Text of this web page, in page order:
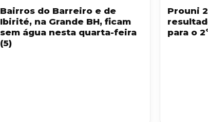
Bairros do Barreiro e de
Ibirité, na Grande BH, ficam
sem água nesta quarta-feira
(5)
Prouni
para o